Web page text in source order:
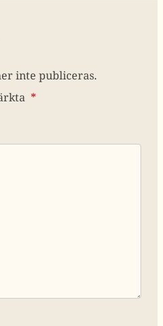
inte publiceras.
*